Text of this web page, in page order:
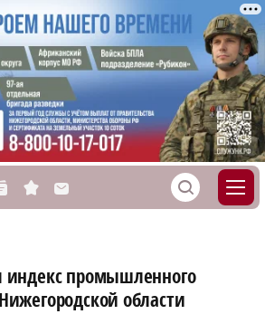
s M S
индекс промышленного
области